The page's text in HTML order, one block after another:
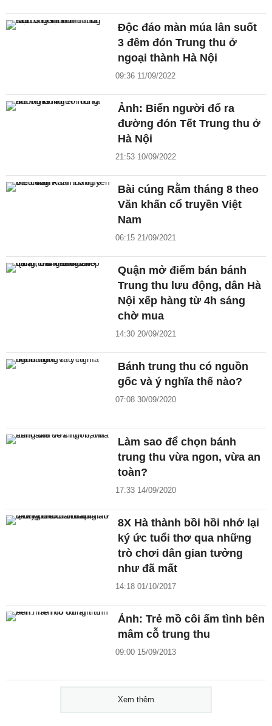
Độc đáo màn múa lân suốt
3 đêm đón Trung thu ở
ngoại thành Hà Nội
09:36 11/09/2022
Ảnh: Biển người đổ ra
đường đón Tết Trung thu ở
Hà Nội
21:53 10/09/2022
Bài cúng Rằm tháng 8 theo
Văn khấn cổ truyền Việt
Nam
06:15 21/09/2021
Quận mở điểm bán bánh
Trung thu lưu động, dân Hà
Nội xếp hàng từ 4h sáng
chờ mua
14:30 20/09/2021
Bánh trung thu có nguồn
gốc và ý nghĩa thế nào?
07:08 30/09/2020
Làm sao để chọn bánh
trung thu vừa ngon, vừa an
toàn?
17:33 14/09/2020
8X Hà thành bồi hồi nhớ lại
ký ức tuổi thơ qua những
trò chơi dân gian tưởng
như đã mất
14:18 01/10/2017
Ảnh: Trẻ mồ côi ấm tình bên
mâm cỗ trung thu
09:00 15/09/2013
Xem thêm